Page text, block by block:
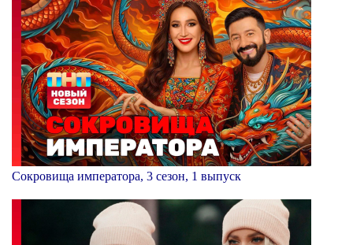
Сокровища императора, 3 сезон, 1 выпуск